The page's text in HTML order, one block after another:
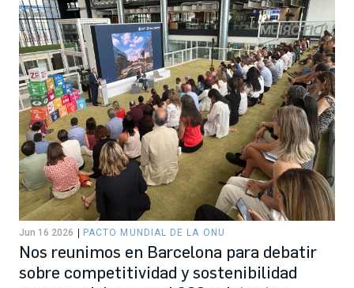
Jun 16 2026 PACTO MUNDIAL DE LA ONU
Nos reunimos en Barcelona para debatir
sobre competitividad y sostenibilidad